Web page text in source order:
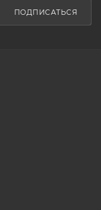
ПОДПИСАТЬСЯ